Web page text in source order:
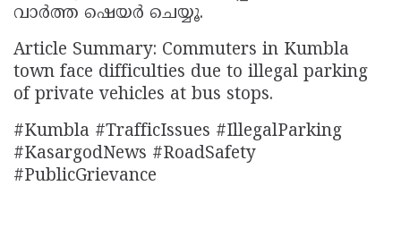
വാർത്ത ഷെയർ ചെയ്യൂ.
Article Summary: Commuters in Kumbla
town face difficulties due to illegal parking
of private vehicles at bus stops.
#Kumbla #TrafficIssues #IllegalParking
#KasargodNews #RoadSafety
#PublicGrievance